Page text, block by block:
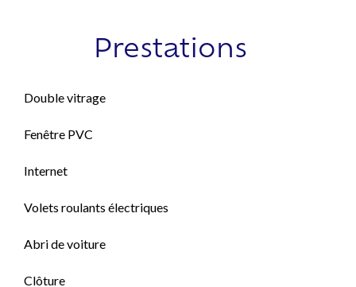
Prestations
Double vitrage
Fenêtre PVC
Internet
Volets roulants électriques
Abri de voiture
Clôture